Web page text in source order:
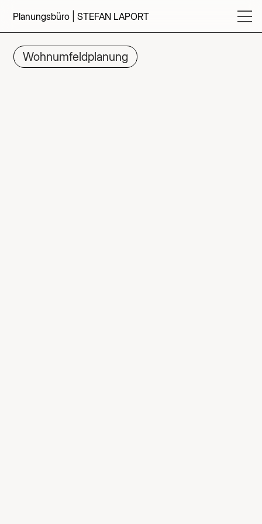
Planungsbüro | STEFAN LAPORT
Wohnumfeldplanung